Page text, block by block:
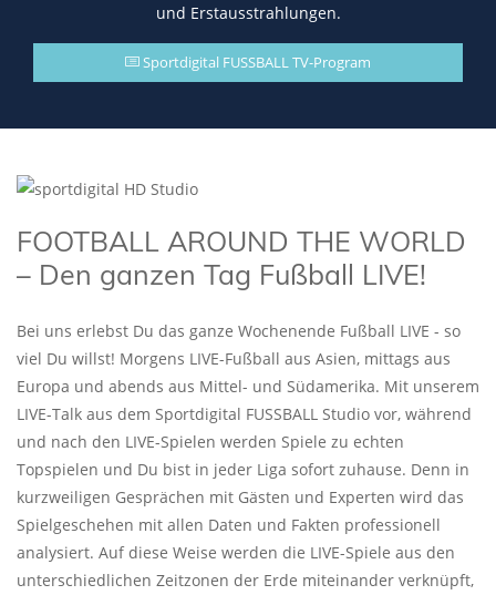
und Erstausstrahlungen.
Sportdigital FUSSBALL TV-Program
FOOTBALL AROUND THE WORLD
– Den ganzen Tag Fußball LIVE!
Bei uns erlebst Du das ganze Wochenende Fußball LIVE - so
viel Du willst! Morgens LIVE-Fußball aus Asien, mittags aus
Europa und abends aus Mittel- und Südamerika. Mit unserem
LIVE-Talk aus dem Sportdigital FUSSBALL Studio vor, während
und nach den LIVE-Spielen werden Spiele zu echten
Topspielen und Du bist in jeder Liga sofort zuhause. Denn in
kurzweiligen Gesprächen mit Gästen und Experten wird das
Spielgeschehen mit allen Daten und Fakten professionell
analysiert. Auf diese Weise werden die LIVE-Spiele aus den
unterschiedlichen Zeitzonen der Erde miteinander verknüpft,